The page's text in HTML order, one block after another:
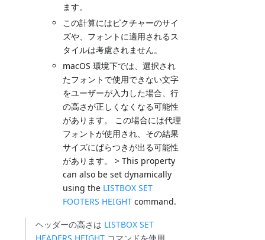
ます。
この計算にはピクチャーのサイ
ズや、フォントに適用されるス
タイルは考慮されません。
macOS 環境下では、選択され
たフォントで使用できない文字
をユーザーが入力した場合、行
の高さが正しくなくなる可能性
があります。 この場合には代理
フォントが使用され、その結果
サイズにばらつきが出る可能性
があります。 > This property
can also be set dynamically
using the LISTBOX SET
FOOTERS HEIGHT command.
ヘッダーの高さは LISTBOX SET